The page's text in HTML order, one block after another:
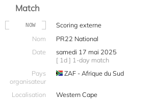
Match
NOW
Scoring externe
Nom
PR22 National
Date
samedi 17 mai 2025
[ 1d ] 1-day match
Pays
organisateur
ZAF - Afrique du Sud
Localisation
Western Cape